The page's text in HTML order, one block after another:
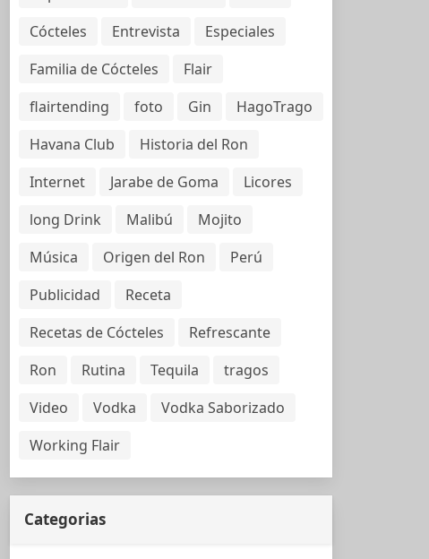
Cócteles
Entrevista
Especiales
Familia de Cócteles
Flair
flairtending
foto Gin
HagoTrago
Havana Club
Historia del Ron
Internet
Jarabe de Goma
Licores
long Drink
Malibú
Mojito
Música
Origen del Ron
Perú
Publicidad
Receta
Recetas de Cócteles
Refrescante
Ron
Rutina Tequila
tragos
Video
Vodka
Vodka Saborizado
Working Flair
Categorias